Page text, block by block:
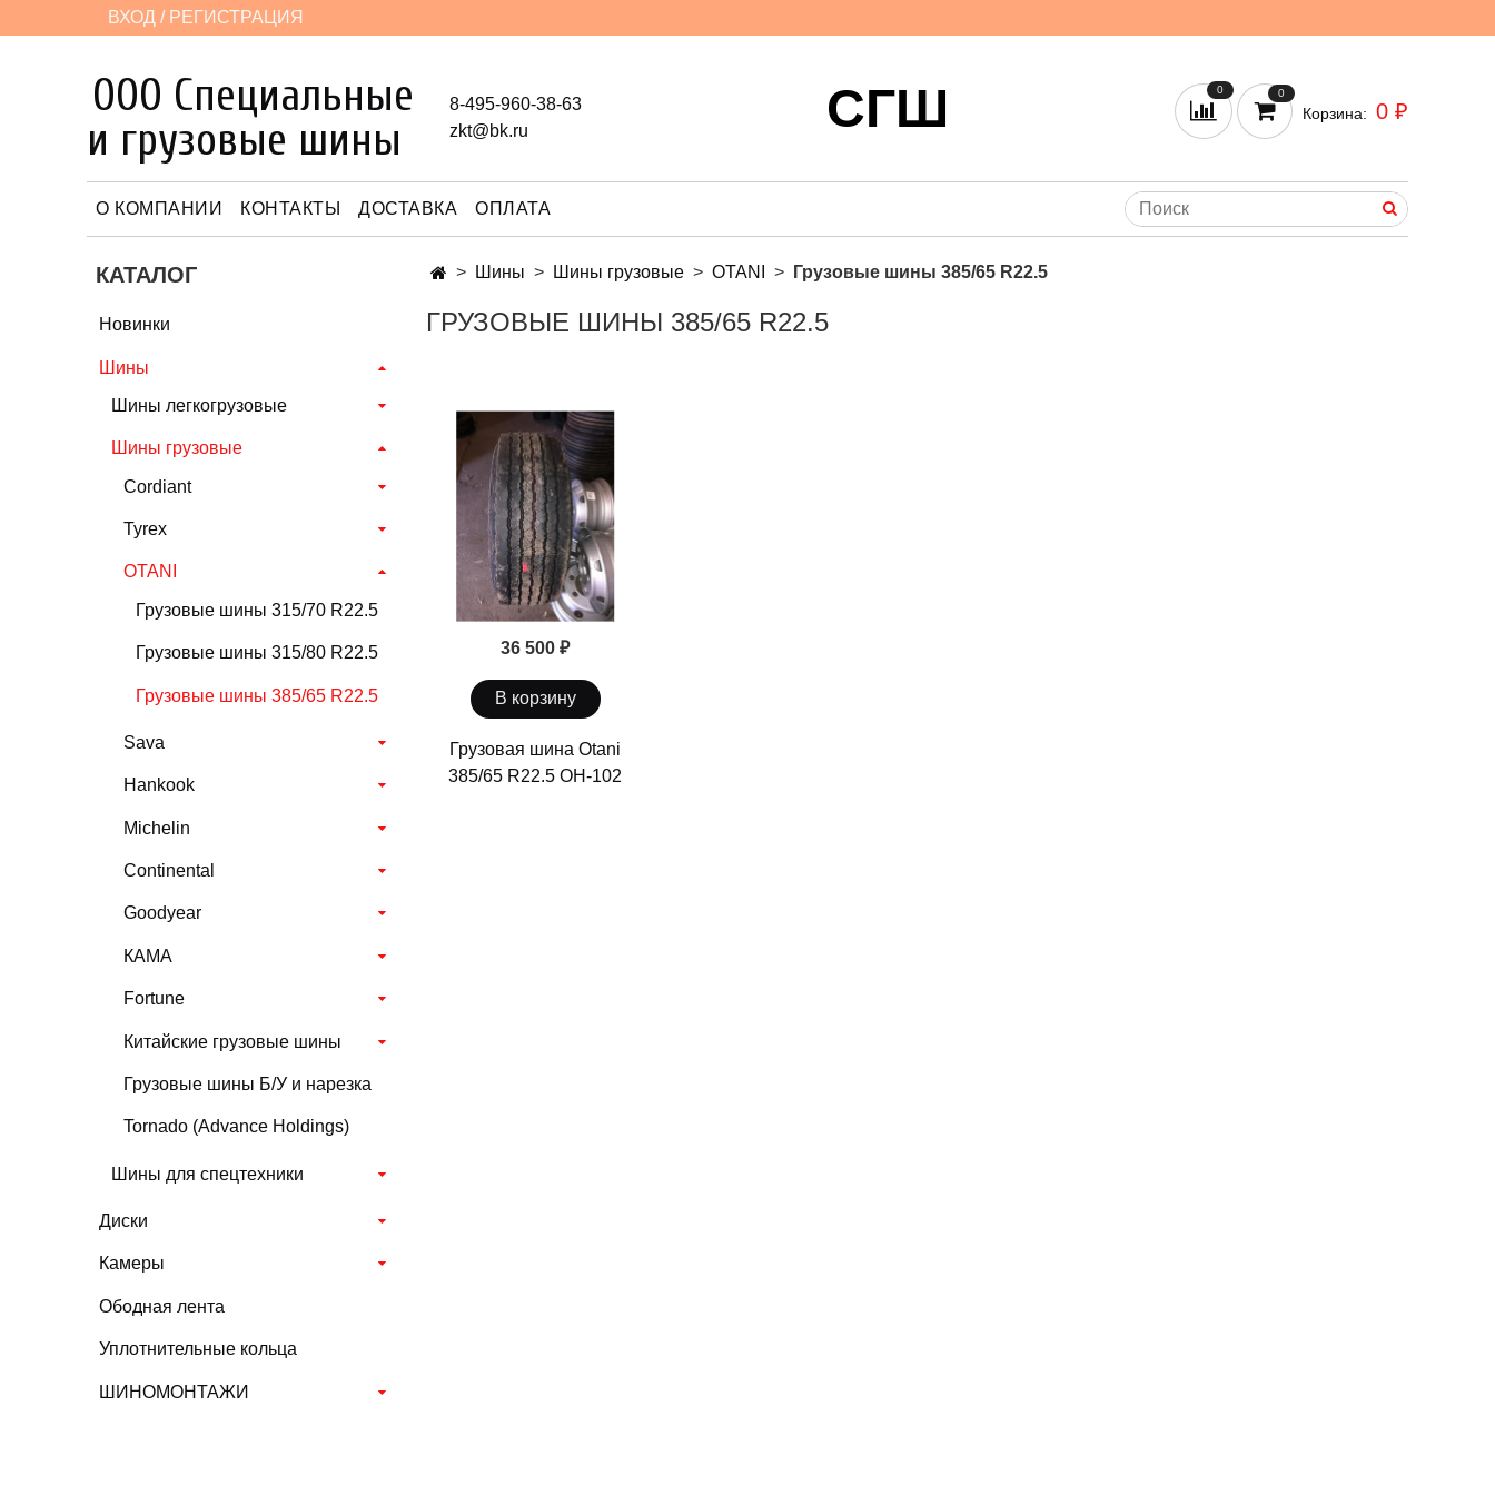
ВХОД / РЕГИСТРАЦИЯ
ООО Специальные
и грузовые шины
8-495-960-38-63
zkt@bk.ru
СГШ 0 0
Корзина: 0 ₽
О КОМПАНИИ КОНТАКТЫ ДОСТАВКА ОПЛАТА
Шины Шины грузовые OTANI Грузовые шины 385/65 R22.5
ГРУЗОВЫЕ ШИНЫ 385/65 R22.5
36 500 ₽
В корзину
Грузовая шина Otani
385/65 R22.5 OH-102
КАТАЛОГ
Новинки
Шины
Шины легкогрузовые
Шины грузовые
Cordiant
Tyrex
OTANI
Грузовые шины 315/70 R22.5
Грузовые шины 315/80 R22.5
Грузовые шины 385/65 R22.5
Sava
Hankook
Michelin
Continental
Goodyear
КАМА
Fortune
Китайские грузовые шины
Грузовые шины Б/У и нарезка
Tornado (Advance Holdings)
Шины для спецтехники
Диски
Камеры
Ободная лента
Уплотнительные кольца
ШИНОМОНТАЖИ